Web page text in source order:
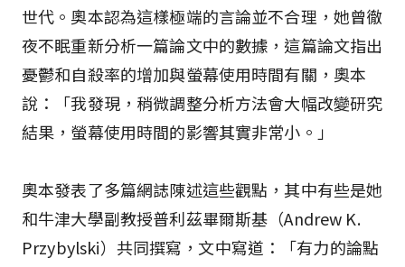
世代。奧本認為這樣極端的言論並不合理，她曾徹
夜不眠重新分析一篇論文中的數據，這篇論文指出
憂鬱和自殺率的增加與螢幕使用時間有關，奧本
說：「我發現，稍微調整分析方法會大幅改變研究
結果，螢幕使用時間的影響其實非常小。」
奧本發表了多篇網誌陳述這些觀點，其中有些是她
和牛津大學副教授普利茲畢爾斯基（Andrew K.
Przybylski）共同撰寫，文中寫道：「有力的論點